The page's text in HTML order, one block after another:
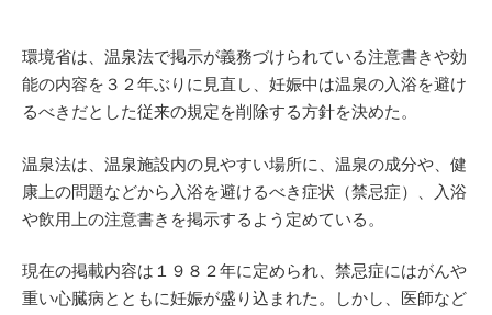
環境省は、温泉法で掲示が義務づけられている注意書きや効
能の内容を３２年ぶりに見直し、妊娠中は温泉の入浴を避け
るべきだとした従来の規定を削除する方針を決めた。
温泉法は、温泉施設内の見やすい場所に、温泉の成分や、健
康上の問題などから入浴を避けるべき症状（禁忌症）、入浴
や飲用上の注意書きを掲示するよう定めている。
現在の掲載内容は１９８２年に定められ、禁忌症にはがんや
重い心臓病とともに妊娠が盛り込まれた。しかし、医師など